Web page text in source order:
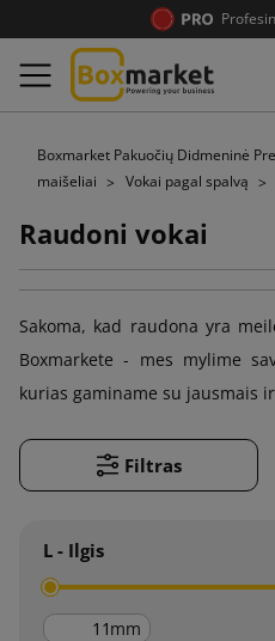
Boxmarket Pakuočių Didmeninė
maišeliai
Vokai pagal spalvą
Raudoni vokai
Sakoma, kad raudona yra
Boxmarkete - mes mylime
kurias gaminame su jausmais
Filtras
L - Ilgis
mm